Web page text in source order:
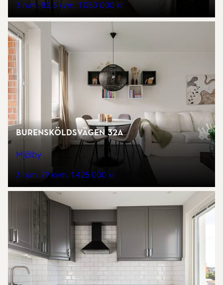
3 rum 82,5 kvm 1 050 000 kr
Burensköldsvägen 32A
Mjölby
3 rum 79 kvm 1 425 000 kr